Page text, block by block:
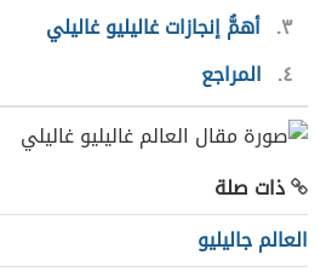
٣ أهمُّ إنجازات غاليليو غاليلي
٤
المراجع
ذات صلة
العالم جاليليو